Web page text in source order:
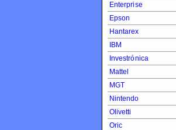
Enterprise
Epson
Hantarex
IBM
Investrónica
Mattel
MGT
Nintendo
Olivetti
Oric